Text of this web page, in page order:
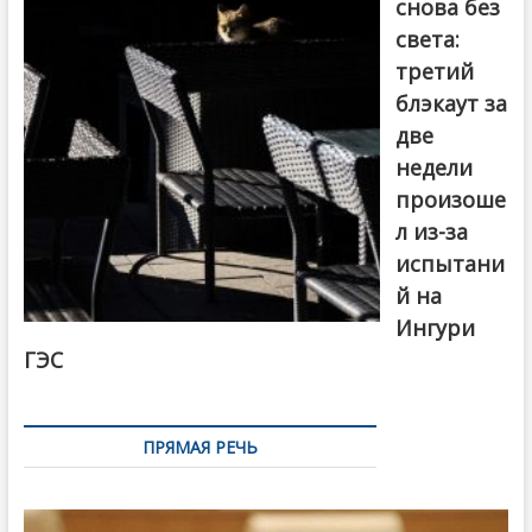
снова без
света:
третий
блэкаут за
две
недели
произоше
л из-за
испытани
й на
Ингури
ГЭС
ПРЯМАЯ РЕЧЬ